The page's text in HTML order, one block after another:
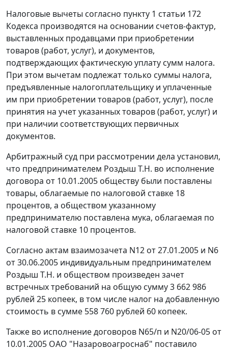
Налоговые вычеты согласно пункту 1 статьи 172
Кодекса производятся на основании счетов-фактур,
выставленных продавцами при приобретении
товаров (работ, услуг), и документов,
подтверждающих фактическую уплату сумм налога.
При этом вычетам подлежат только суммы налога,
предъявленные налогоплательщику и уплаченные
им при приобретении товаров (работ, услуг), после
принятия на учет указанных товаров (работ, услуг) и
при наличии соответствующих первичных
документов.
Арбитражный суд при рассмотрении дела установил,
что предпринимателем Роздыш Т.Н. во исполнение
договора от 10.01.2005 обществу были поставлены
товары, облагаемые по налоговой ставке 18
процентов, а обществом указанному
предпринимателю поставлена мука, облагаемая по
налоговой ставке 10 процентов.
Согласно актам взаимозачета N12 от 27.01.2005 и N6
от 30.06.2005 индивидуальным предпринимателем
Роздыш Т.Н. и обществом произведен зачет
встречных требований на общую сумму 3 662 986
рублей 25 копеек, в том числе налог на добавленную
стоимость в сумме 558 760 рублей 60 копеек.
Также во исполнение договоров N65/п и N20/06-05 от
10.01.2005 ОАО "Назаровоагроснаб" поставило